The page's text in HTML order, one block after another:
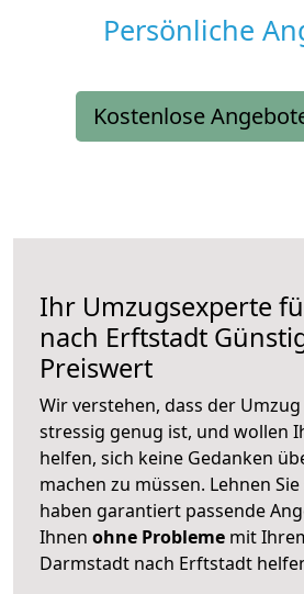
Persönliche
Kostenlose
Ihr Umzugsexperte
nach Erftstadt
Preiswert
Wir verstehen, dass der
stressig genug ist, und wollen
helfen, sich keine Gedanken
machen zu müssen. Lehnen
haben garantiert passende
Ihnen ohne Probleme mit
Darmstadt nach Erftstadt